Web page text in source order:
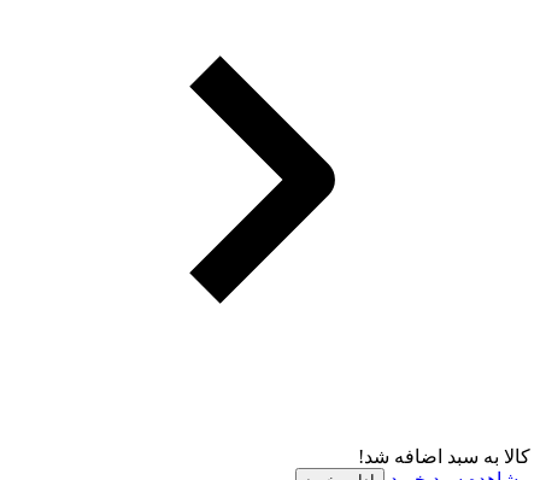
کالا به سبد اضافه شد!